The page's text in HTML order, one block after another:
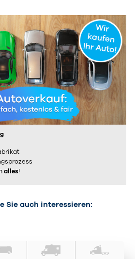
alles!
Sie auch interessieren: